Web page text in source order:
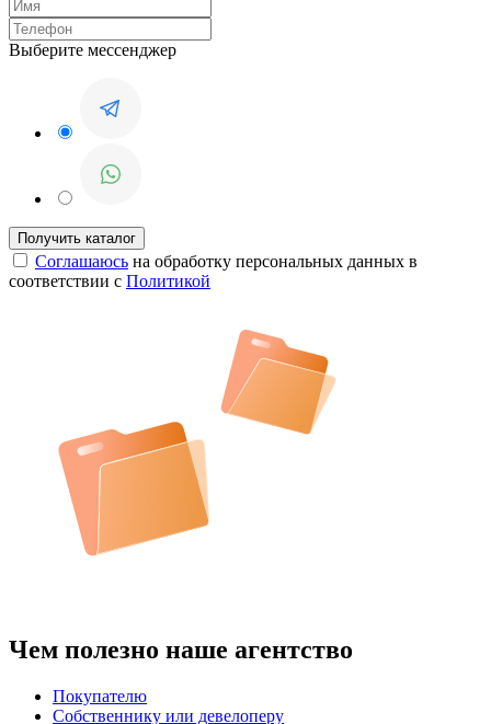
Выберите мессенджер
Соглашаюсь на обработку персональных данных в
соответствии с Политикой
Чем полезно наше агентство
Покупателю
Собственнику или девелоперу